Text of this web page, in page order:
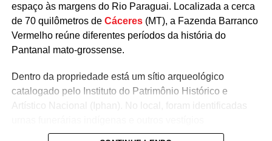
espaço às margens do Rio Paraguai. Localizada a cerca
de 70 quilômetros de Cáceres(MT), a Fazenda Barranco
Vermelho reúne diferentes períodos da história do
Pantanal mato-grossense.
Dentro da propriedade está um sítio arqueológico
catalogado pelo Instituto do Patrimônio Histórico e
Artístico Nacional (Iphan). No local, foram identificadas
relacionados às populações que habitaram a região